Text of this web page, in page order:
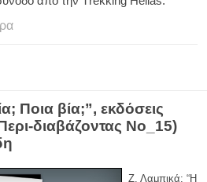
Ποια βία;”, εκδόσεις
διαβάζοντας Νο_15)
Ζ. Λαμπικά: “Η